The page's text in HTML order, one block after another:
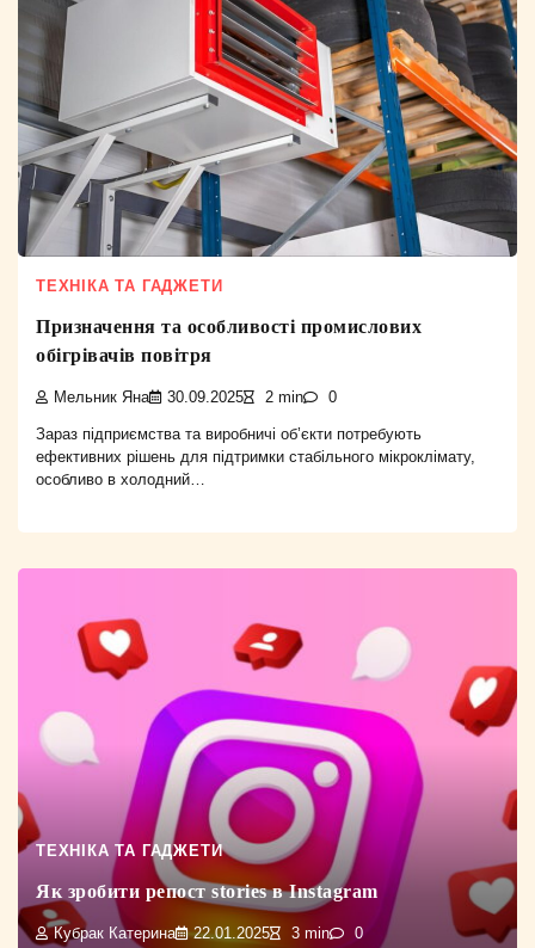
ТЕХНІКА ТА ГАДЖЕТИ
Призначення та особливості промислових
обігрівачів повітря
Мельник Яна 30.09.2025 2 min 0
Зараз підприємства та виробничі об’єкти потребують
ефективних рішень для підтримки стабільного мікроклімату,
особливо в холодний…
ТЕХНІКА ТА ГАДЖЕТИ
Як зробити репост stories в Instagram
Кубрак Катерина 22.01.2025 3 min 0